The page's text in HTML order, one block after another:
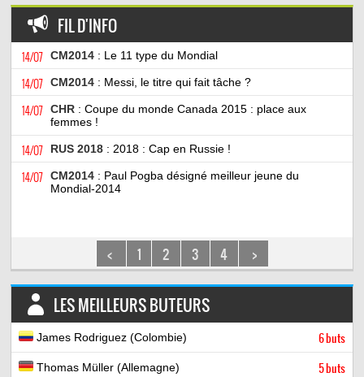
FIL D'INFO
14/07 CM2014 : Le 11 type du Mondial
14/07 CM2014 : Messi, le titre qui fait tâche ?
14/07 CHR : Coupe du monde Canada 2015 : place aux
femmes !
14/07 RUS 2018 : 2018 : Cap en Russie !
14/07 CM2014 : Paul Pogba désigné meilleur jeune du
Mondial-2014
< 1 2 3 4 >
LES MEILLEURS BUTEURS
James Rodriguez (Colombie) 6 buts
Thomas Müller (Allemagne) 5 buts